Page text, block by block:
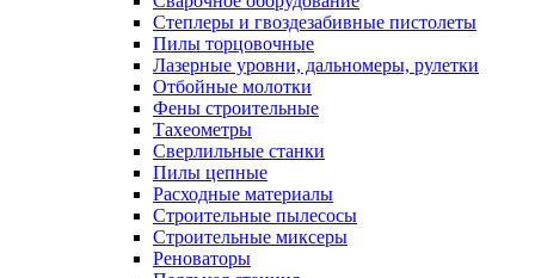
Степлеры и гвоздезабивные пистолеты
Пилы торцовочные
Лазерные уровни, дальномеры, рулетки
Отбойные молотки
Фены строительные
Тахеометры
Сверлильные станки
Пилы цепные
Расходные материалы
Строительные пылесосы
Строительные миксеры
Реноваторы